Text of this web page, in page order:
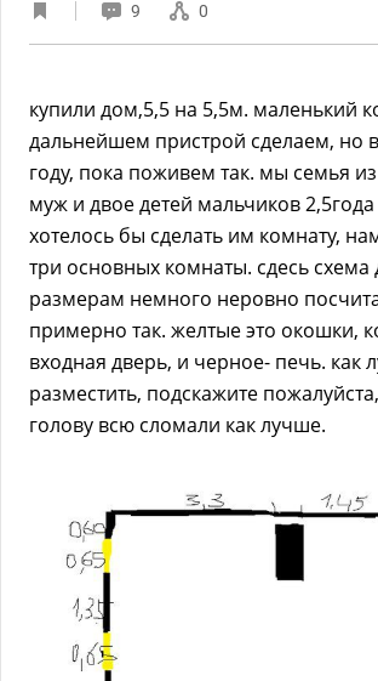
9 0
купили дом,5,5 на 5,5м. маленький
дальнейшем пристрой сделаем, но
году, пока поживем так. мы семья
муж и двое детей мальчиков
хотелось бы сделать им комнату,
три основных комнаты. сдесь схема
размерам немного неровно
примерно так. желтые это окошки,
входная дверь, и черное- печь. как
разместить, подскажите
голову всю сломали как лучше.